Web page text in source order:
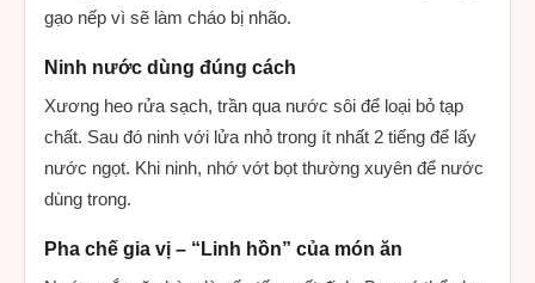
gạo nếp vì sẽ làm cháo bị nhão.
Ninh nước dùng đúng cách
Xương heo rửa sạch, trần qua nước sôi để loại bỏ tạp
chất. Sau đó ninh với lửa nhỏ trong ít nhất 2 tiếng để lấy
nước ngọt. Khi ninh, nhớ vớt bọt thường xuyên để nước
dùng trong.
Pha chế gia vị – “Linh hồn” của món ăn